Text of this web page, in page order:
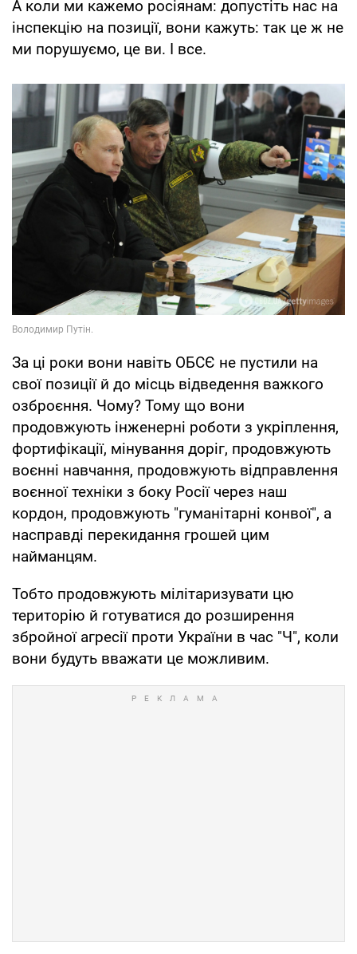
А коли ми кажемо росіянам: допустіть нас на
інспекцію на позиції, вони кажуть: так це ж не
ми порушуємо, це ви. І все.
За ці роки вони навіть ОБСЄ не пустили на
свої позиції й до місць відведення важкого
озброєння. Чому? Тому що вони
продовжують інженерні роботи з укріплення,
фортифікації, мінування доріг, продовжують
воєнні навчання, продовжують відправлення
воєнної техніки з боку Росії через наш
кордон, продовжують "гуманітарні конвої", а
насправді перекидання грошей цим
найманцям.
Тобто продовжують мілітаризувати цю
територію й готуватися до розширення
збройної агресії проти України в час "Ч", коли
вони будуть вважати це можливим.